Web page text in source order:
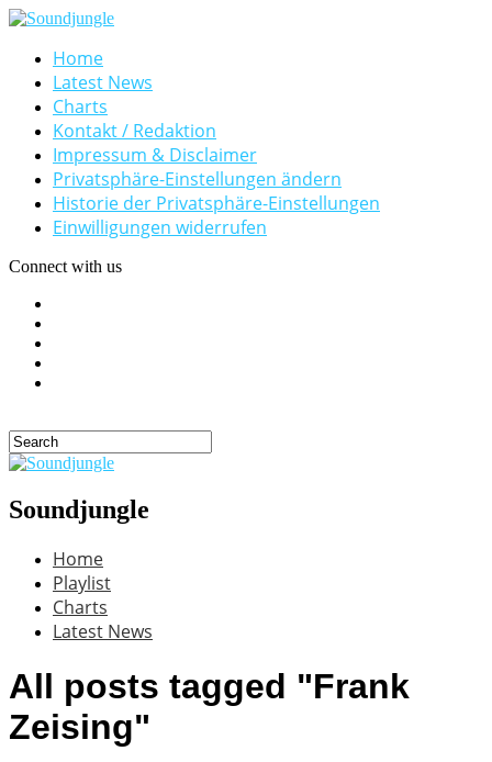
Home
Latest News
Charts
Kontakt / Redaktion
Impressum & Disclaimer
Privatsphäre-Einstellungen ändern
Historie der Privatsphäre-Einstellungen
Einwilligungen widerrufen
Connect with us
Soundjungle
Home
Playlist
Charts
Latest News
All posts tagged "Frank
Zeising"